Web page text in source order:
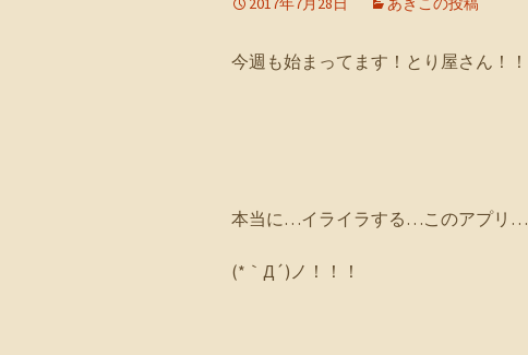
今週も始まってます！とり屋さん！！
本当に…イライラする…このアプリ…
(*｀Д´)ノ！！！